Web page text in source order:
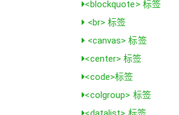
<blockquote> 标签
<br> 标签
<canvas> 标签
<center> 标签
<code>标签
<colgroup> 标签